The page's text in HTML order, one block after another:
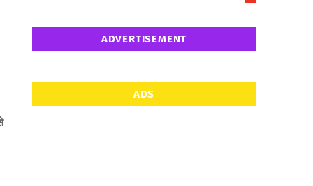
ADVERTISEMENT
ADS